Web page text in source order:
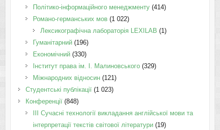
Політико-інформаційного менеджменту(414)
Романо-германських мов(1 022)
Лексикографічна лабораторія LEXILAB (1)
Гуманітарний(196)
Економічний(330)
Інститут права ім. І. Малиновського(329)
Міжнародних відносин(121)
Студентські публікації(1 023)
Конференції(848)
III Сучасні технології викладання англійської мови та
інтерпретації текстів світової літератури(19)